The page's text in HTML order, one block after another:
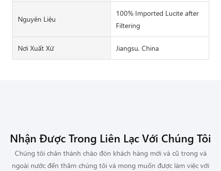
Nguyên Liệu
100% Imported Lucite after
Filtering
Nơi Xuất Xứ Jiangsu, China
Nhận Được Trong Liên Lạc Với Chúng Tôi
Chúng tôi chân thành chào đón khách hàng mới và cũ trong và
ngoài nước đến thăm chúng tôi và mong muốn được làm việc với